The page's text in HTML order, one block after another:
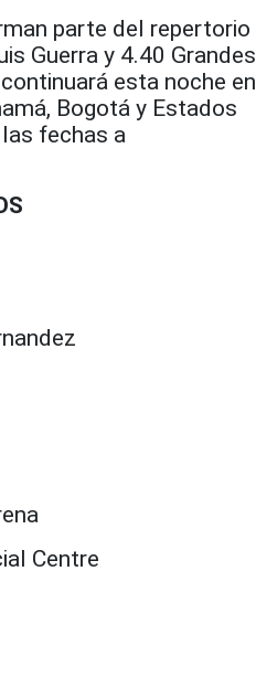
parte del repertorio
Guerra y 4.40 Grandes
esta noche en
Bogotá y Estados
fechas a
Centre